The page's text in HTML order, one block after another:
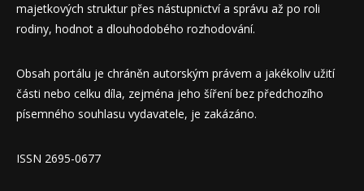
majetkových struktur přes nástupnictví a správu až po roli
rodiny, hodnot a dlouhodobého rozhodování.
Obsah portálu je chráněn autorským právem a jakékoliv užití
části nebo celku díla, zejména jeho šíření bez předchozího
písemného souhlasu vydavatele, je zakázáno.
ISSN 2695-0677